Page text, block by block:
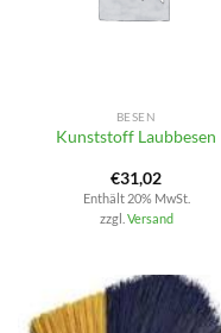
BESEN
Kunststoff Laubbesen
€31,02
Enthält 20% MwSt.
zzgl. Versand